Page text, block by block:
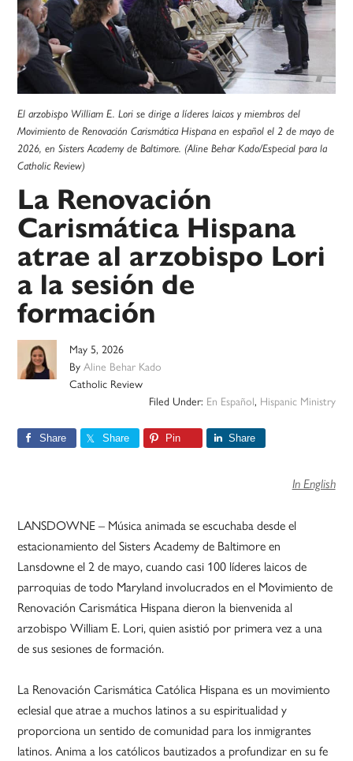
El arzobispo William E. Lori se dirige a líderes laicos y miembros del
Movimiento de Renovación Carismática Hispana en español el 2 de mayo de
2026, en Sisters Academy de Baltimore. (Aline Behar Kado/Especial para la
Catholic Review)
La Renovación
Carismática Hispana
atrae al arzobispo Lori
a la sesión de
formación
May 5, 2026
ByAline Behar Kado
Catholic Review
Filed Under: En Español, Hispanic Ministry
Share Share Pin Share
In English
LANSDOWNE – Música animada se escuchaba desde el
estacionamiento del Sisters Academy de Baltimore en
Lansdowne el 2 de mayo, cuando casi 100 líderes laicos de
parroquias de todo Maryland involucrados en el Movimiento de
Renovación Carismática Hispana dieron la bienvenida al
arzobispo William E. Lori, quien asistió por primera vez a una
de sus sesiones de formación.
La Renovación Carismática Católica Hispana es un movimiento
eclesial que atrae a muchos latinos a su espiritualidad y
proporciona un sentido de comunidad para los inmigrantes
latinos. Anima a los católicos bautizados a profundizar en su fe